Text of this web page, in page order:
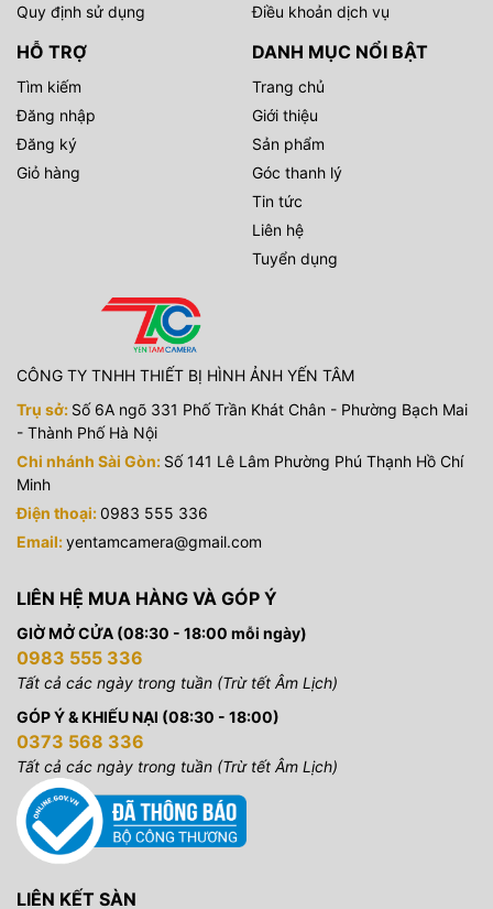
Quy định sử dụng
Điều khoản dịch vụ
HỖ TRỢ
Tìm kiếm
Đăng nhập
Đăng ký
Giỏ hàng
DANH MỤC NỔI BẬT
Trang chủ
Giới thiệu
Sản phẩm
Góc thanh lý
Tin tức
Liên hệ
Tuyển dụng
CÔNG TY TNHH THIẾT BỊ HÌNH ẢNH YẾN TÂM
Trụ sở: Số 6A ngõ 331 Phố Trần Khát Chân - Phường Bạch Mai
- Thành Phố Hà Nội
Chi nhánh Sài Gòn: Số 141 Lê Lâm Phường Phú Thạnh Hồ Chí
Minh
Điện thoại:0983 555 336
Email:yentamcamera@gmail.com
LIÊN HỆ MUA HÀNG VÀ GÓP Ý
GIỜ MỞ CỬA (08:30 - 18:00 mỗi ngày)
0983 555 336
Tất cả các ngày trong tuần (Trừ tết Âm Lịch)
GÓP Ý & KHIẾU NẠI (08:30 - 18:00)
0373 568 336
Tất cả các ngày trong tuần (Trừ tết Âm Lịch)
LIÊN KẾT SÀN